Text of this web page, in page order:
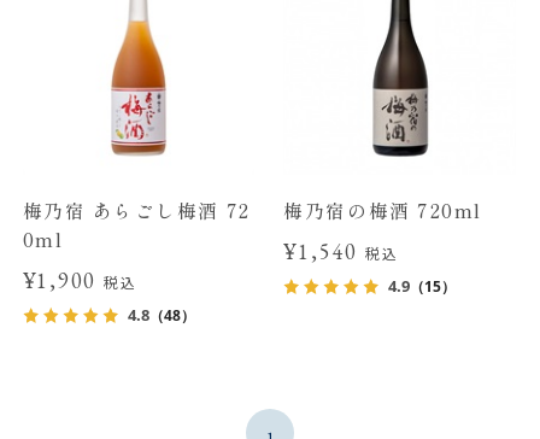
梅乃宿 あらごし梅酒 72
0ml
¥1,900税込
4.8（48）
梅乃宿の梅酒 720ml
¥1,540 税込
4.9 （15）